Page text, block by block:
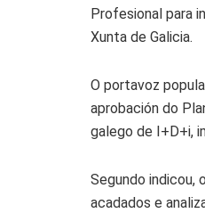
Profesional para
Xunta de Galicia.
O portavoz
aprobación do
galego de I+D+i,
Segundo indicou,
acadados e